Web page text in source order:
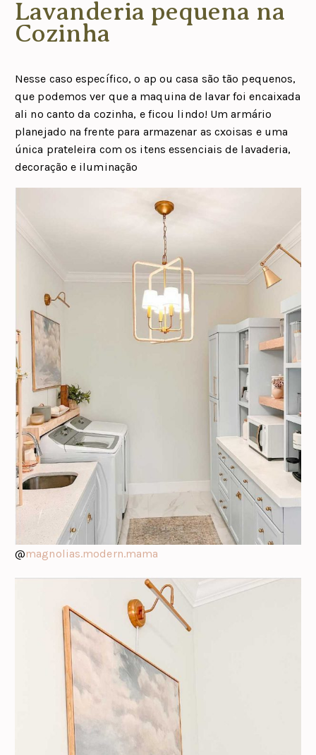
Lavanderia pequena na
Cozinha
Nesse caso específico, o ap ou casa são tão pequenos,
que podemos ver que a maquina de lavar foi encaixada
ali no canto da cozinha, e ficou lindo! Um armário
planejado na frente para armazenar as cxoisas e uma
única prateleira com os itens essenciais de lavaderia,
decoração e iluminação
@magnolias.modern.mama